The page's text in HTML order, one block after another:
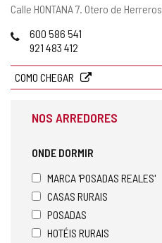
Endereço
Calle HONTANA 7. Otero de Herreros.
Telefones
600 586 541
921 483 412
COMO CHEGAR
NOS ARREDORES
ONDE DORMIR
MARCA 'POSADAS REALES'
CASAS RURAIS
POSADAS
HOTÉIS RURAIS